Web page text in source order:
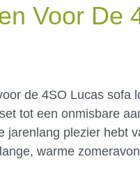
Voor De
de 4SO Lucas
tot een onmisbare
jarenlang plezier hebt
warme